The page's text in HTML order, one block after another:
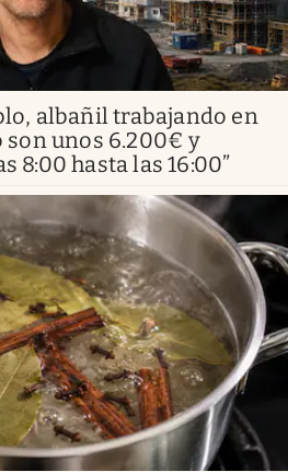
albañil trabajando en
son unos 6.200€ y
8:00 hasta las 16:00”